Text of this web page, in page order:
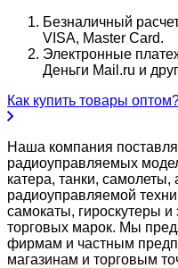
Безналичный
VISA, Master Card.
Электронные
Деньги Mail.ru и
Как купить товары
Наша компания
радиоуправляемых
катера, танки, самолеты,
радиоуправляемой
самокаты, гироскутеры
торговых марок. Мы
фирмам и частным
магазинам и торговым